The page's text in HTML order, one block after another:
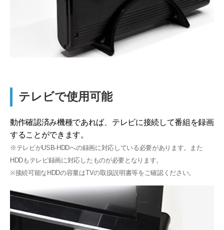
テレビで使用可能
動作確認済み機種であれば、テレビに接続して番組を録画
することができます。
※テレビがUSB-HDDへの録画に対応している必要があります。また
HDDもテレビ録画に対応したものが必要となります。
※接続可能なHDDの容量はTVの取扱説明書等をご確認ください。